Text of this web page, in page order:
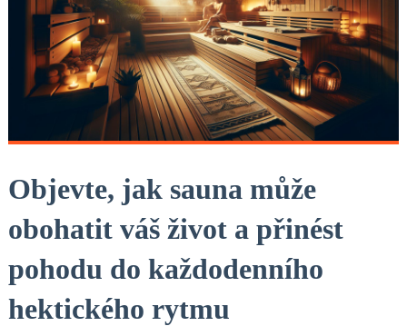
Objevte, jak sauna může
obohatit váš život a přinést
pohodu do každodenního
hektického rytmu